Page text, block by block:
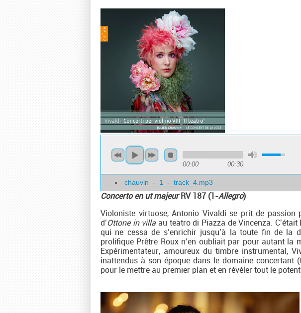
00:00 00:30
chauvin_-_1_-_track_4.mp3
Concerto en ut majeurRV 187 (1-Allegro)
Violoniste virtuose, Antonio Vivaldi se prit de
d’Ottone in villaau teatro di Piazza de Vincenza.
qui ne cessa de s’enrichir jusqu’à la toute fin de la
prolifique Prêtre Roux n’en oubliait par pour autant la
Expérimentateur, amoureux du timbre instrumental,
inattendus à son époque dans le domaine concertant
pour le mettre au premier plan et en révéler tout le